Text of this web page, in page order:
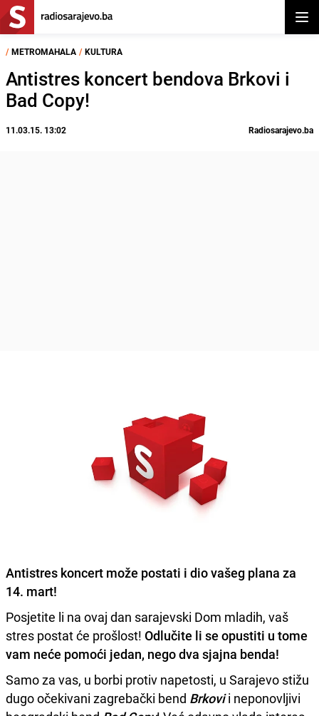
/ METROMAHALA / KULTURA
Antistres koncert bendova Brkovi i
Bad Copy!
11.03.15. 13:02 Radiosarajevo.ba
Antistres koncert može postati i dio vašeg plana za
14. mart!
Posjetite li na ovaj dan sarajevski Dom mladih, vaš
stres postat će prošlost! Odlučite li se opustiti u tome
vam neće pomoći jedan, nego dva sjajna benda!
Samo za vas, u borbi protiv napetosti, u Sarajevo stižu
dugo očekivani zagrebački bend Brkovi i neponovljivi